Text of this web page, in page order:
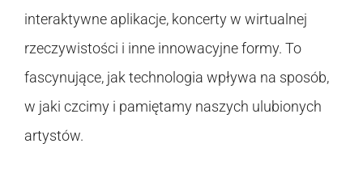
interaktywne aplikacje, koncerty w wirtualnej
rzeczywistości i inne innowacyjne formy. To
fascynujące, jak technologia wpływa na sposób,
w jaki czcimy i pamiętamy naszych ulubionych
artystów.